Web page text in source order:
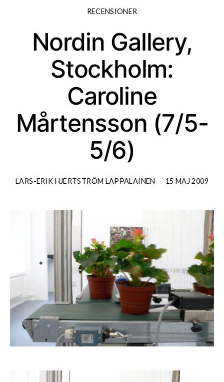
RECENSIONER
Nordin Gallery,
Stockholm:
Caroline
Mårtensson (7/5-
5/6)
LARS-ERIK HJERTSTRÖM LAPPALAINEN 15 MAJ 2009